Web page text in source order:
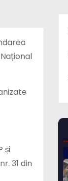
și
31 din